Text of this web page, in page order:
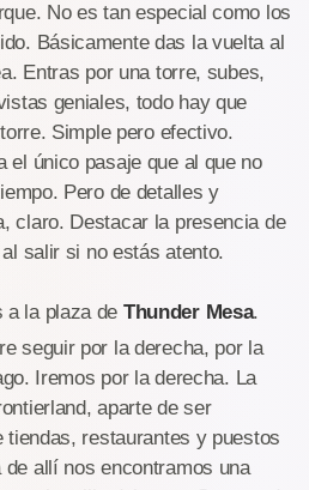
No es tan especial como los
Básicamente das la vuelta al
Entras por una torre, subes,
geniales, todo hay que
Simple pero efectivo.
el único pasaje que al que no
Pero de detalles y
claro. Destacar la presencia de
salir si no estás atento.
a la plaza de Thunder Mesa.
seguir por la derecha, por la
Iremos por la derecha. La
aparte de ser
tiendas, restaurantes y puestos
allí nos encontramos una